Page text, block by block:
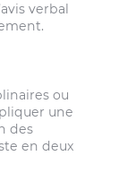
verbal
ou
une
des
en deux